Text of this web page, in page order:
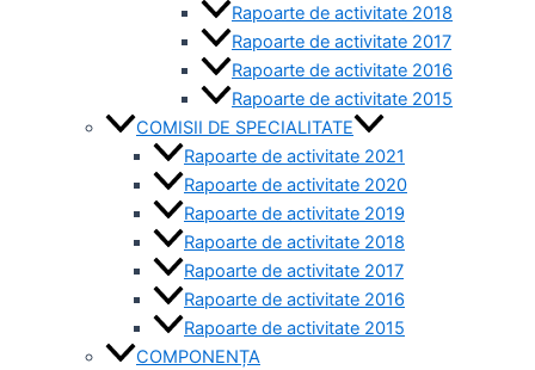
Rapoarte de activitate 2018
Rapoarte de activitate 2017
Rapoarte de activitate 2016
Rapoarte de activitate 2015
COMISII DE SPECIALITATE
Rapoarte de activitate 2021
Rapoarte de activitate 2020
Rapoarte de activitate 2019
Rapoarte de activitate 2018
Rapoarte de activitate 2017
Rapoarte de activitate 2016
Rapoarte de activitate 2015
COMPONENȚA